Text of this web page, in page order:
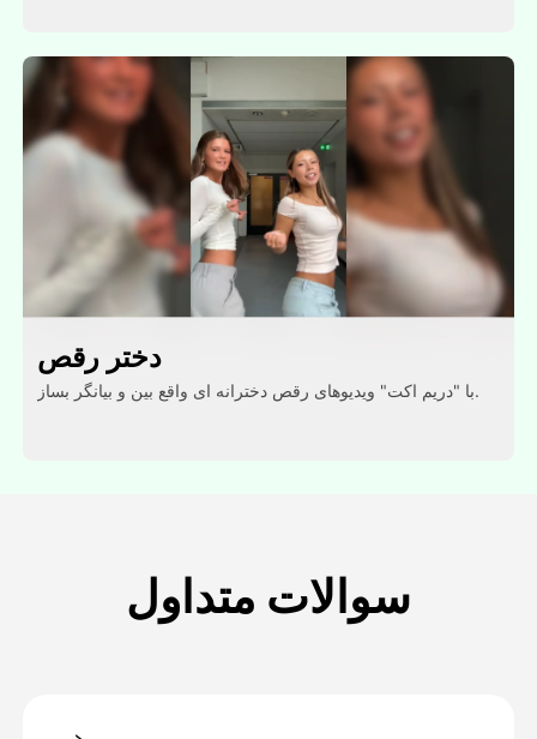
دختر رقص
با "دریم اکت" ویدیوهای رقص دخترانه ای واقع بین و بیانگر بساز.
سوالات متداول